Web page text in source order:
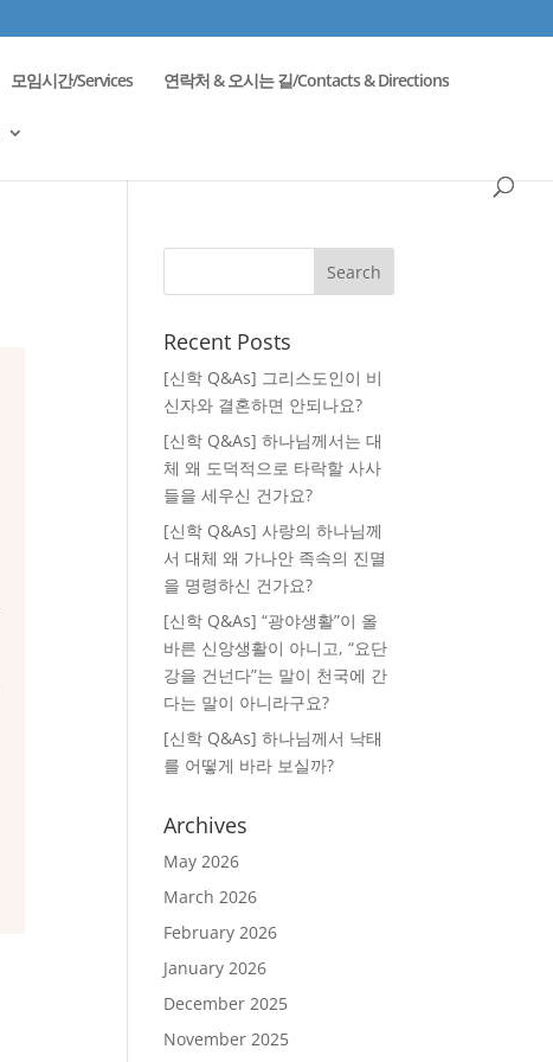
모임시간/Services 연락처 & 오시는 길/Contacts & Directions
Recent Posts
[신학 Q&As] 그리스도인이 비
신자와 결혼하면 안되나요?
[신학 Q&As] 하나님께서는 대
체 왜 도덕적으로 타락할 사사
들을 세우신 건가요?
[신학 Q&As] 사랑의 하나님께
서 대체 왜 가나안 족속의 진멸
을 명령하신 건가요?
[신학 Q&As] “광야생활”이 올
바른 신앙생활이 아니고, “요단
강을 건넌다”는 말이 천국에 간
다는 말이 아니라구요?
[신학 Q&As] 하나님께서 낙태
를 어떻게 바라 보실까?
Archives
May 2026
March 2026
February 2026
January 2026
December 2025
November 2025